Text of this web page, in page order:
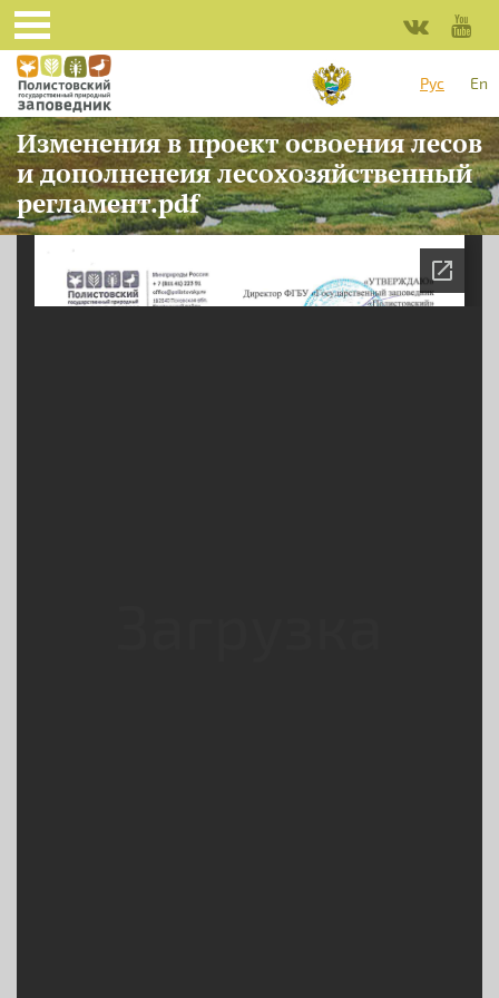
Перейти к основному содержанию
Рус
En
Изменения в проект освоения лесов
и дополненеия лесохозяйственный
регламент.pdf